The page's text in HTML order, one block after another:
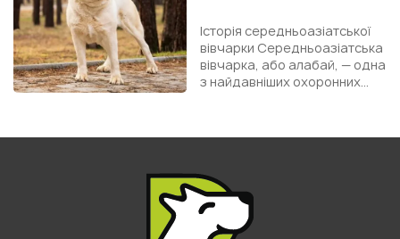
Історія середньоазіатської
вівчарки Середньоазіатська
вівчарка, або алабай, — одна
з найдавніших охоронних